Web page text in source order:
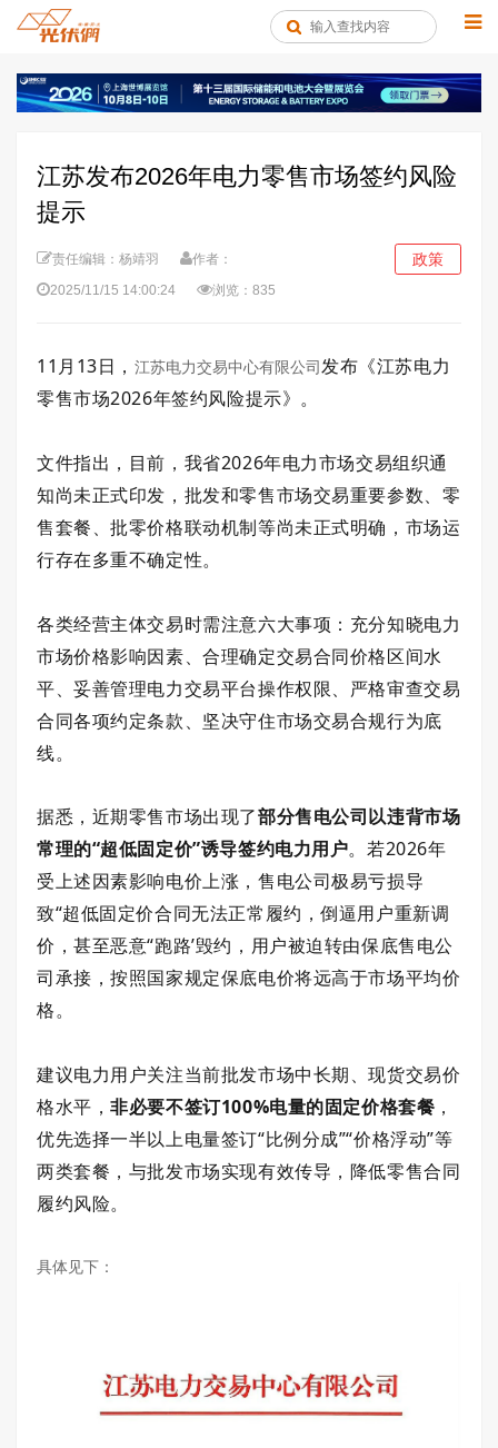
江苏发布2026年电力零售市场签约风险
提示
责任编辑：杨靖羽
作者：
2025/11/15 14:00:24
浏览：835
政策
11月13日，江苏电力交易中心有限公司发布《江苏电力
零售市场2026年签约风险提示》。
文件指出，目前，我省2026年电力市场交易组织通
知尚未正式印发，批发和零售市场交易重要参数、零
售套餐、批零价格联动机制等尚未正式明确，市场运
行存在多重不确定性。
各类经营主体交易时需注意六大事项：充分知晓电力
市场价格影响因素、合理确定交易合同价格区间水
平、妥善管理电力交易平台操作权限、严格审查交易
合同各项约定条款、坚决守住市场交易合规行为底
线。
据悉，近期零售市场出现了部分售电公司以违背市场
常理的“超低固定价”诱导签约电力用户。若2026年
受上述因素影响电价上涨，售电公司极易亏损导
致“超低固定价合同无法正常履约，倒逼用户重新调
价，甚至恶意“跑路’毁约，用户被迫转由保底售电公
司承接，按照国家规定保底电价将远高于市场平均价
格。
建议电力用户关注当前批发市场中长期、现货交易价
格水平，非必要不签订100%电量的固定价格套餐 ，
优先选择一半以上电量签订“比例分成”“价格浮动”等
两类套餐，与批发市场实现有效传导，降低零售合同
履约风险。
具体见下：